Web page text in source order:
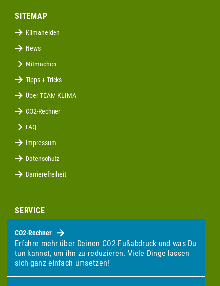
SITEMAP
Klimahelden
News
Mitmachen
Tipps + Tricks
Über TEAM KLIMA
CO2-Rechner
FAQ
Impressum
Datenschutz
Barrierefreiheit
SERVICE
CO2-Rechner
Erfahre mehr über Deinen CO2-Fußabdruck und was Du
tun kannst, um ihn zu reduzieren. Viele Dinge lassen
sich ganz einfach umsetzen!